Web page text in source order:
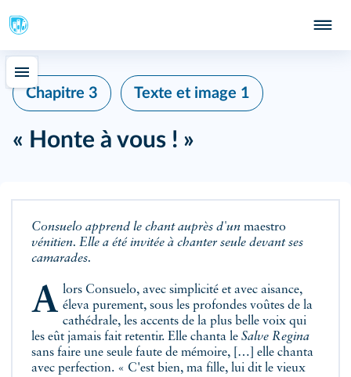
Chapitre 3 Texte et image 1
« Honte à vous ! »
Consuelo apprend le chant auprès d'un maestro
vénitien. Elle a été invitée à chanter seule devant ses
camarades.
Alors Consuelo, avec simplicité et avec aisance, éleva purement, sous les profondes voûtes de la
cathédrale, les accents de la plus belle voix qui
les eût jamais fait retentir. Elle chanta le Salve Regina
sans faire une seule faute de mémoire, […] elle chanta
avec perfection. « C'est bien, ma fille, lui dit le vieux